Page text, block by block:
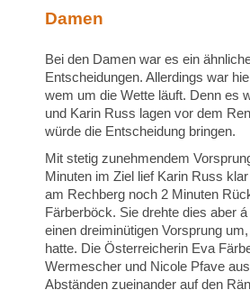
Damen
Bei den Damen war es ein
Entscheidungen. Allerdings war
wem um die Wette läuft. Denn es
und Karin Russ lagen vor dem
würde die Entscheidung bringen.
Mit stetig zunehmendem
Minuten im Ziel lief Karin Russ
am Rechberg noch 2 Minuten
Färberböck. Sie drehte dies aber
einen dreiminütigen Vorsprung
hatte. Die Österreicherin Eva
Wermescher und Nicole Pfave
Abständen zueinander auf den